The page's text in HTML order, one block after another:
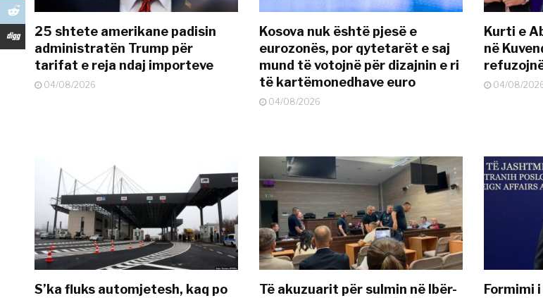
25 shtete amerikane padisin
administratën Trump për
tarifat e reja ndaj importeve
04/08/2026
Kosova nuk është pjesë e
eurozonës, por qytetarët e saj
mund të votojnë për dizajnin e ri
të kartëmonedhave euro
04/08/2026
Kurti e
në
04/08/
S’ka fluks automjetesh, kaq po
Të akuzuarit për sulmin në Ibër-
Formimi